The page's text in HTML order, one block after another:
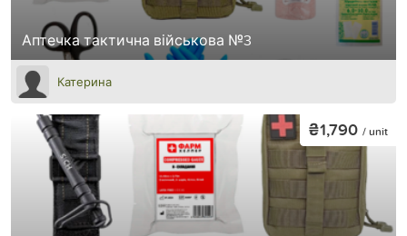
Аптечка тактична військова №3
Катерина
₴1,790 / unit